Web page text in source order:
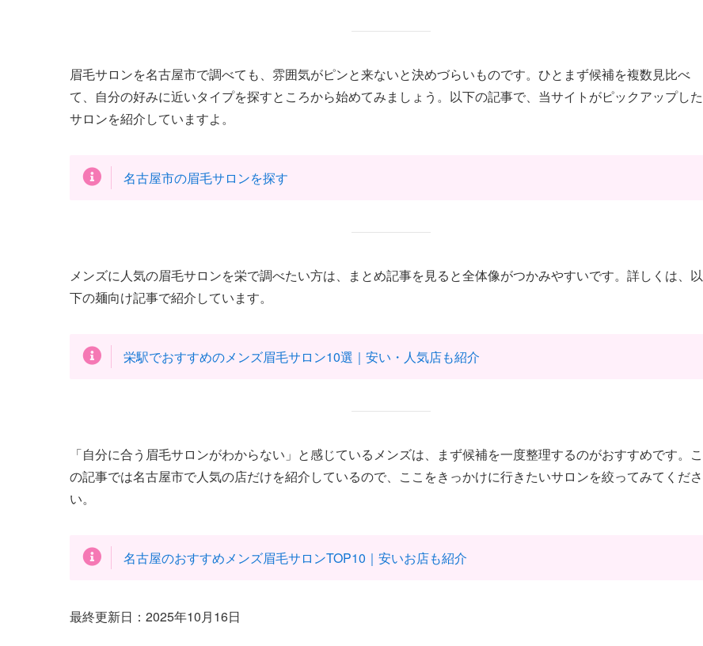
眉毛サロンを名古屋市で調べても、雰囲気がピンと来ないと決めづらいものです。ひとまず候補を複数見比べ
て、自分の好みに近いタイプを探すところから始めてみましょう。以下の記事で、当サイトがピックアップした
サロンを紹介していますよ。
名古屋市の眉毛サロンを探す
メンズに人気の眉毛サロンを栄で調べたい方は、まとめ記事を見ると全体像がつかみやすいです。詳しくは、以
下の麺向け記事で紹介しています。
栄駅でおすすめのメンズ眉毛サロン10選｜安い・人気店も紹介
「自分に合う眉毛サロンがわからない」と感じているメンズは、まず候補を一度整理するのがおすすめです。こ
の記事では名古屋市で人気の店だけを紹介しているので、ここをきっかけに行きたいサロンを絞ってみてくださ
い。
名古屋のおすすめメンズ眉毛サロンTOP10｜安いお店も紹介
最終更新日：2025年10月16日